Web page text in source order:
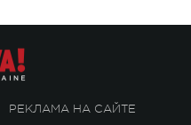
РЕКЛАМА НА САЙТЕ